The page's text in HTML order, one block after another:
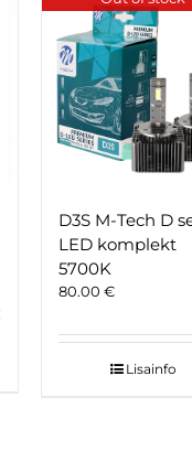
D3S M-Tech D
LED komplekt
5700K
80.00 €
Lisainfo